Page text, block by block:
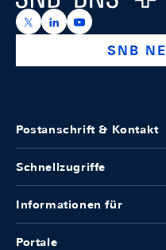
https://x.com/snb_bns
https://https://
SNB
Postanschrift & Kontakt
Schnellzugriffe
Informationen für
Portale